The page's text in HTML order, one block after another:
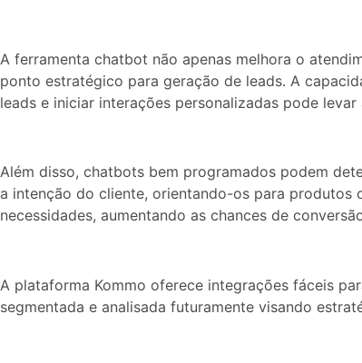
A ferramenta chatbot não apenas melhora o
ponto estratégico para geração de leads. A
leads e iniciar interações personalizadas pode
Além disso, chatbots bem programados podem
a intenção do cliente, orientando-os para produtos
necessidades, aumentando as chances de
A plataforma Kommo oferece integrações fáceis
segmentada e analisada futuramente visando